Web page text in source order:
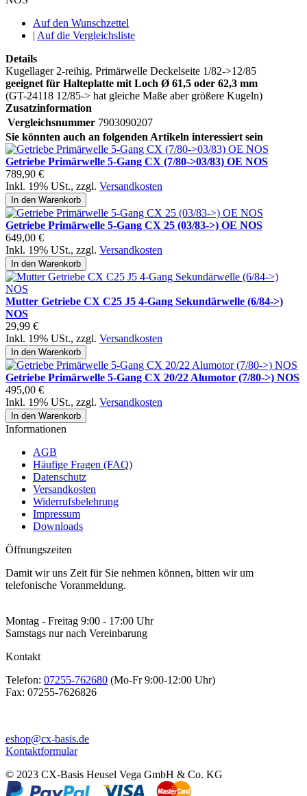
Auf den Wunschzettel
| Auf die Vergleichsliste
Details
Kugellager 2-reihig. Primärwelle Deckelseite 1/82->12/85
geeignet für Halteplatte mit Loch Ø 61,5 oder 62,3 mm
(GT-24118 12/85-> hat gleiche Maße aber größere Kugeln)
Zusatzinformation
Vergleichsnummer 7903090207
Sie könnten auch an folgenden Artikeln interessiert sein
Getriebe Primärwelle 5-Gang CX (7/80->03/83) OE NOS
789,90 €
Inkl. 19% USt., zzgl. Versandkosten
In den Warenkorb
Getriebe Primärwelle 5-Gang CX 25 (03/83->) OE NOS
649,00 €
Inkl. 19% USt., zzgl. Versandkosten
In den Warenkorb
Mutter Getriebe CX C25 J5 4-Gang Sekundärwelle (6/84->)
NOS
29,99 €
Inkl. 19% USt., zzgl. Versandkosten
In den Warenkorb
Getriebe Primärwelle 5-Gang CX 20/22 Alumotor (7/80->) NOS
495,00 €
Inkl. 19% USt., zzgl. Versandkosten
In den Warenkorb
Informationen
AGB
Häufige Fragen (FAQ)
Datenschutz
Versandkosten
Widerrufsbelehrung
Impressum
Downloads
Öffnungszeiten
Damit wir uns Zeit für Sie nehmen können, bitten wir um
telefonische Voranmeldung.
Montag - Freitag 9:00 - 17:00 Uhr
Samstags nur nach Vereinbarung
Kontakt
Telefon: 07255-762680 (Mo-Fr 9:00-12:00 Uhr)
Fax: 07255-7626826
eshop@cx-basis.de
Kontaktformular
© 2023 CX-Basis Heusel Vega GmbH & Co. KG